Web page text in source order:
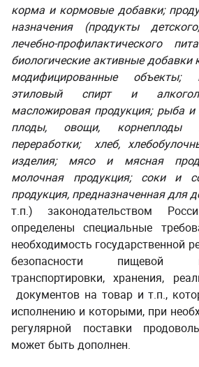
корма и кормовые добавки;
назначения (продукты
лечебно-профилактического
биологические активные добавки
модифицированные объекты;
этиловый спирт и
масложировая продукция; рыба
плоды, овощи,
переработки; хлеб,
изделия; мясо и мясная
молочная продукция; соки и
продукция, предназначенная для
т.п.) законодательством
определены специальные
необходимость государственной
безопасности пищевой
транспортировки, хранения,
документов на товар и т.п.,
исполнению и которыми, при
регулярной поставки
может быть дополнен.